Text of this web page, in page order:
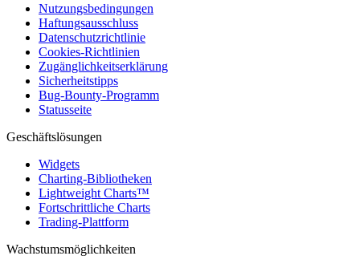
Nutzungsbedingungen
Haftungsausschluss
Datenschutzrichtlinie
Cookies-Richtlinien
Zugänglichkeitserklärung
Sicherheitstipps
Bug-Bounty-Programm
Statusseite
Geschäftslösungen
Widgets
Charting-Bibliotheken
Lightweight Charts™
Fortschrittliche Charts
Trading-Plattform
Wachstumsmöglichkeiten